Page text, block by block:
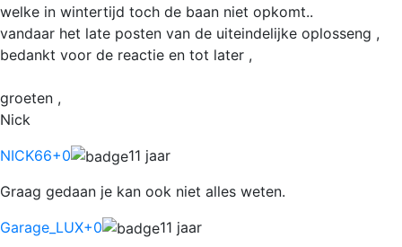
welke in wintertijd toch de baan niet opkomt..
vandaar het late posten van de uiteindelijke oplosseng ,
bedankt voor de reactie en tot later ,
groeten ,
Nick
NICK66+0
11 jaar
Graag gedaan je kan ook niet alles weten.
Garage_LUX+0 11 jaar